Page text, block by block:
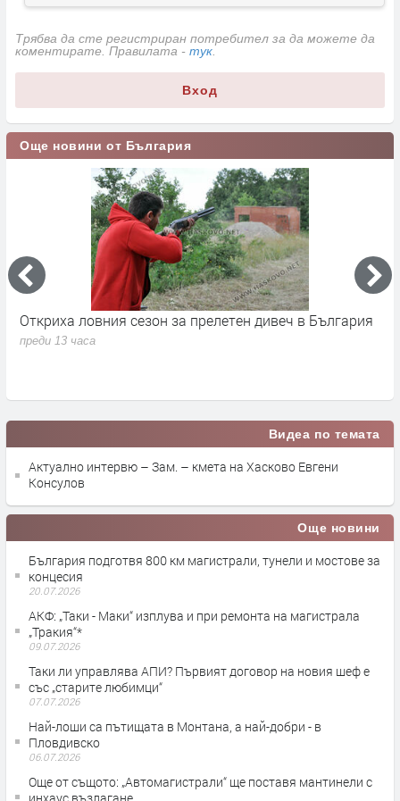
Трябва да сте регистриран потребител за да можете да
коментирате. Правилата - тук
Вход
Още новини от България
Откриха ловния сезон за прелетен дивеч в България
преди 13 часа
Видеа по темата
Актуално интервю – Зам. – кмета на Хасково Евгени
Консулов
Още новини
България подготвя 800 км магистрали, тунели и мостове за
концесия
20.07.2026
АКФ: „Таки - Маки“ изплува и при ремонта на магистрала
„Тракия“*
09.07.2026
Таки ли управлява АПИ? Първият договор на новия шеф е
със „старите любимци“
07.07.2026
Най-лоши са пътищата в Монтана, а най-добри - в
Пловдивско
06.07.2026
Още от същото: „Автомагистрали“ ще поставя мантинели с